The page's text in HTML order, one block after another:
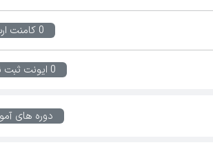
0 کامنت ارسالی
0 ایونت ثبت نامی
دوره های